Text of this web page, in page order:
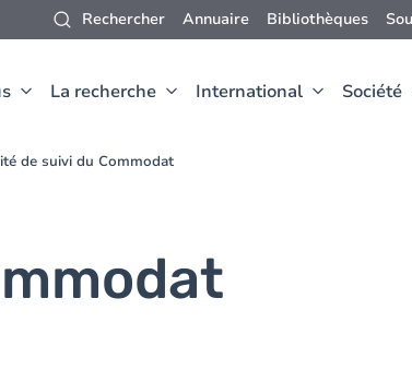
Rechercher Annuaire Bibliothèques
La recherche International Société
de suivi du Commodat